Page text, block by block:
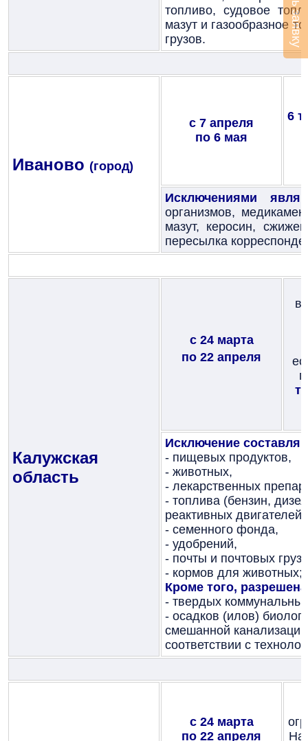
топливо, судовое
мазут и газообразное
грузов.
Иваново (город)
с 7 апреля
по 6 мая
6
Исключениями
организмов,
мазут, керосин,
пересылка
Калужская
область
с 24 марта
по 22 апреля
Исключение
- пищевых продуктов,
- животных,
- лекарственных
- топлива (бензин,
реактивных
- семенного фонда,
- удобрений,
- почты и почтовых
- кормов для животных;
Кроме того,
- твердых
- осадков (илов)
смешанной
соответствии с
с 24 марта
по 22 апреля
На